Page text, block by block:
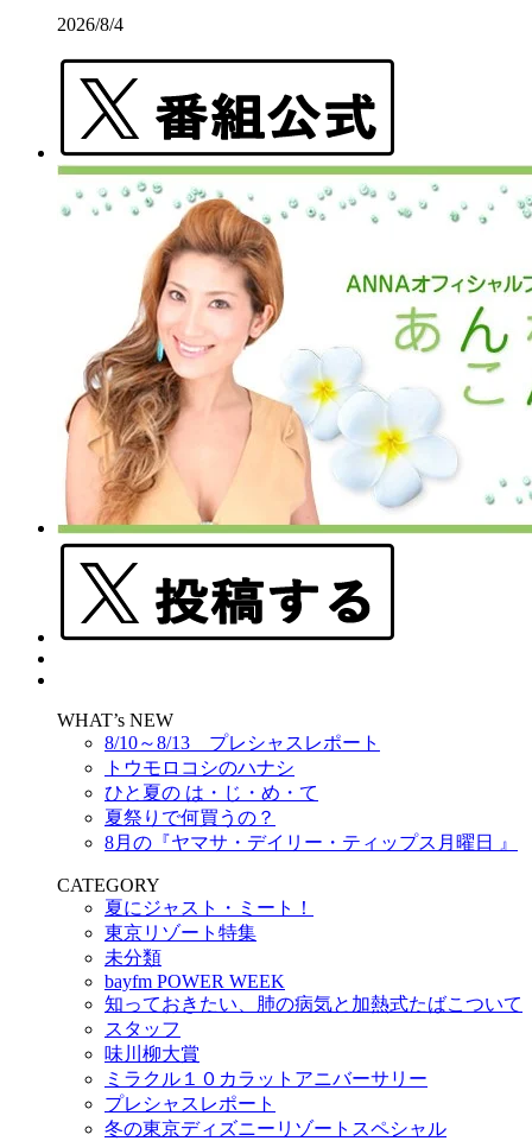
2026/8/4
WHAT’s NEW
8/10～8/13 プレシャスレポート
トウモロコシのハナシ
ひと夏の は・じ・め・て
夏祭りで何買うの？
8月の『ヤマサ・デイリー・ティップス月曜日 』
CATEGORY
夏にジャスト・ミート！
東京リゾート特集
未分類
bayfm POWER WEEK
知っておきたい、肺の病気と加熱式たばこついて
スタッフ
味川柳大賞
ミラクル１０カラットアニバーサリー
プレシャスレポート
冬の東京ディズニーリゾートスペシャル